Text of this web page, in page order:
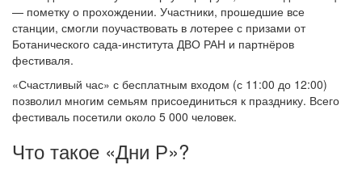
— пометку о прохождении. Участники, прошедшие все
станции, смогли поучаствовать в лотерее с призами от
Ботанического сада-института ДВО РАН и партнёров
фестиваля.
«Счастливый час» с бесплатным входом (с 11:00 до 12:00)
позволил многим семьям присоединиться к празднику. Всего
фестиваль посетили около 5 000 человек.
Что такое «Дни Р»?